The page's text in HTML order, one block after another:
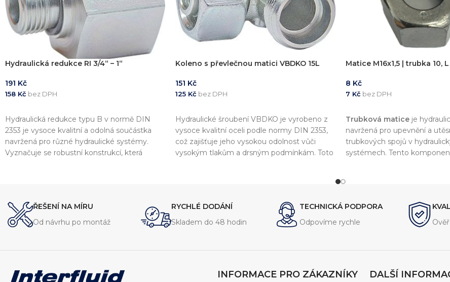
Hydraulická redukce RI 3/4“ – 1“
191 Kč
158 Kč bez DPH
Hydraulická redukce typu B v normě DIN
2353 je vysoce kvalitní a odolná součástka
navržená pro různé hydraulické systémy.
Vyznačuje se robustní konstrukcí, která
Koleno s převlečnou matici VBDKO 15L
151 Kč
125 Kč bez DPH
Hydraulické šroubení VBDKO je vyrobeno z
vysoce kvalitní oceli podle normy DIN 2353,
což zajišťuje jeho vysokou odolnost vůči
vysokým tlakům a drsným podmínkám. Toto
Matice M16x1,5 | trubka 10, L
8 Kč
7 Kč bez DPH
Trubková matice je
navržená pro upevnění a
trubkových spojů v
systémech. Tento
ŘEŠENÍ NA MÍRU
Od návrhu po montáž
RYCHLÉ DODÁNÍ
Skladem do 48 hodin
TECHNICKÁ PODPORA
Odpovíme rychle
INFORMACE PRO ZÁKAZNÍKY DALŠÍ